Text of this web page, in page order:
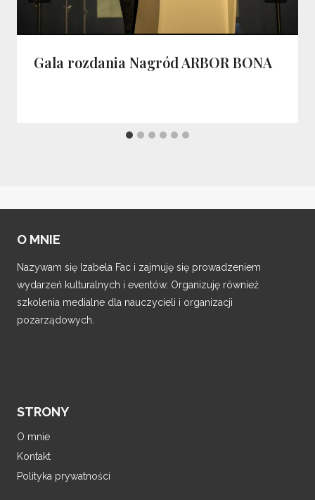
Gala rozdania Nagród ARBOR BONA
O MNIE
Nazywam się Izabela Fac i zajmuję się prowadzeniem
wydarzeń kulturalnych i eventów. Organizuję również
szkolenia medialne dla nauczycieli i organizacji
pozarządowych.
STRONY
O mnie
Kontakt
Polityka prywatności